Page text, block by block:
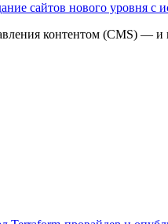
сайтов нового уровня с
контентом (CMS) —